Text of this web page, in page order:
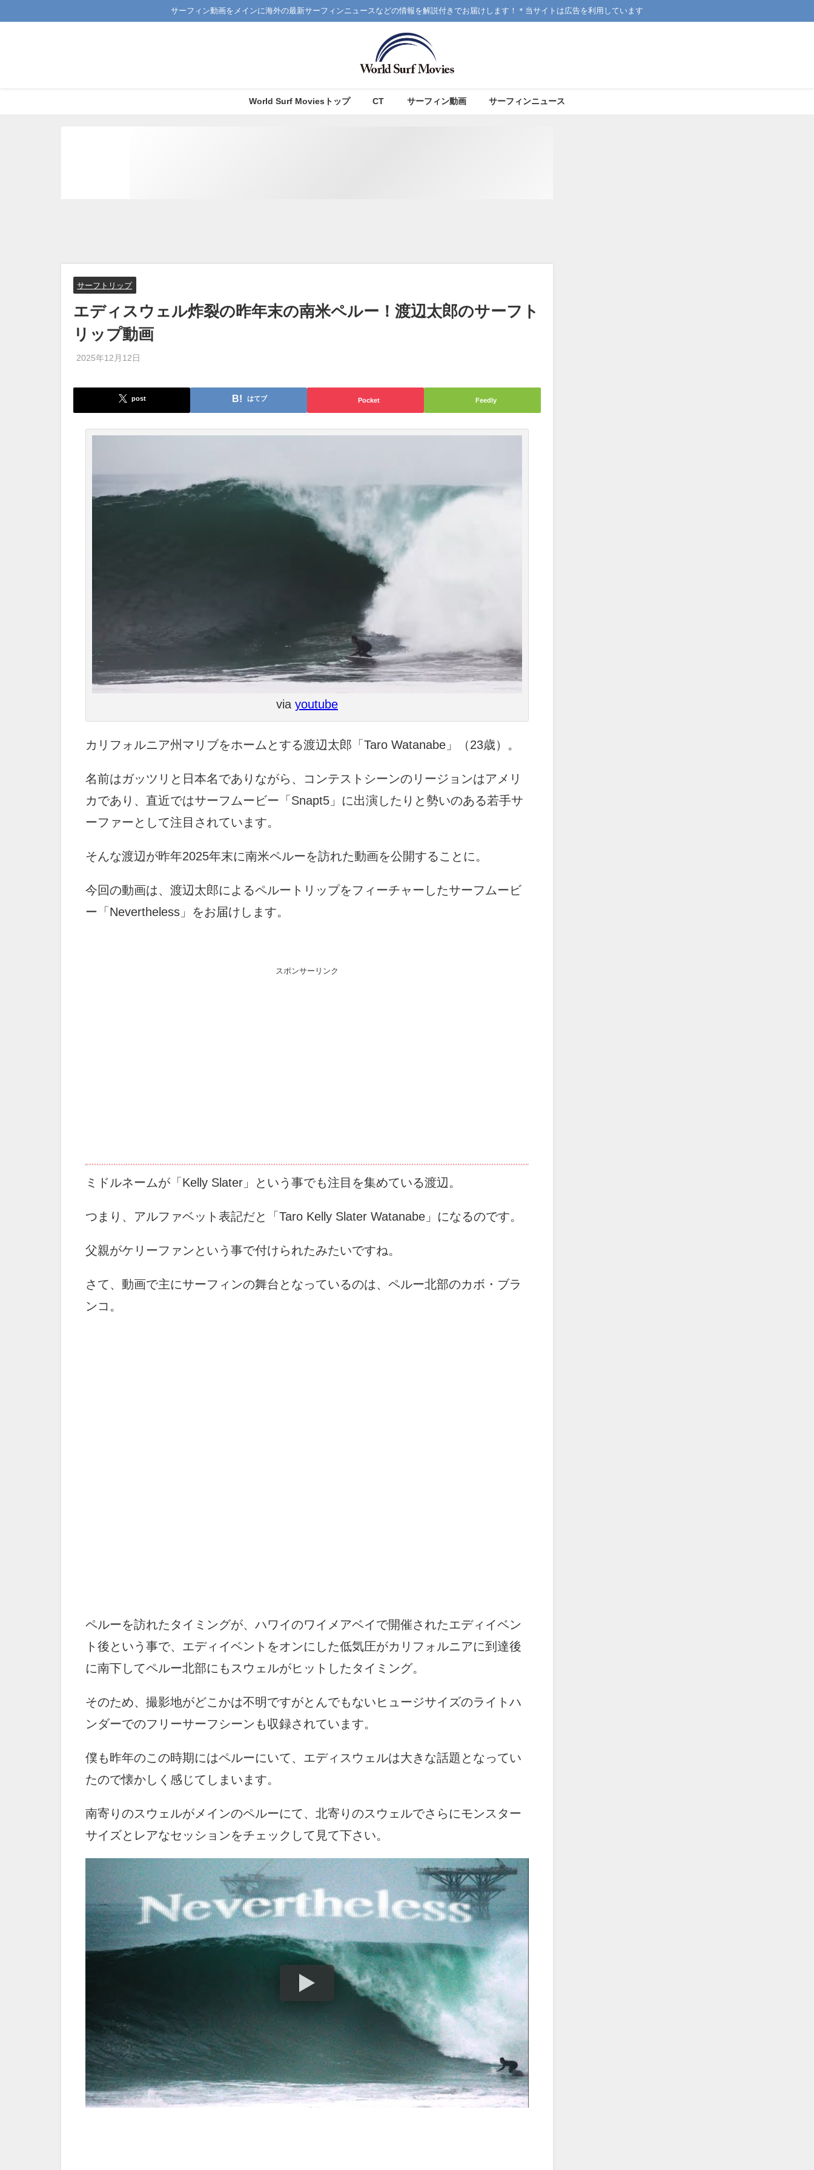
サーフィン動画をメインに海外の最新サーフィンニュースなどの情報を解説付きでお届けします！＊当サイトは広告を利用しています
World Surf Moviesトップ CT サーフィン動画 サーフィンニュース
サーフトリップ
エディスウェル炸裂の昨年末の南米ペルー！渡辺太郎のサーフト
リップ動画
2025年12月12日
post はてブ Pocket Feedly
via youtube
カリフォルニア州マリブをホームとする渡辺太郎「Taro Watanabe」（23歳）。
名前はガッツリと日本名でありながら、コンテストシーンのリージョンはアメリ
カであり、直近ではサーフムービー「Snapt5」に出演したりと勢いのある若手サ
ーファーとして注目されています。
そんな渡辺が昨年2025年末に南米ペルーを訪れた動画を公開することに。
今回の動画は、渡辺太郎によるペルートリップをフィーチャーしたサーフムービ
ー「Nevertheless」をお届けします。
スポンサーリンク
ミドルネームが「Kelly Slater」という事でも注目を集めている渡辺。
つまり、アルファベット表記だと「Taro Kelly Slater Watanabe」になるのです。
父親がケリーファンという事で付けられたみたいですね。
さて、動画で主にサーフィンの舞台となっているのは、ペルー北部のカボ・ブラ
ンコ。
ペルーを訪れたタイミングが、ハワイのワイメアベイで開催されたエディイベン
ト後という事で、エディイベントをオンにした低気圧がカリフォルニアに到達後
に南下してペルー北部にもスウェルがヒットしたタイミング。
そのため、撮影地がどこかは不明ですがとんでもないヒュージサイズのライトハ
ンダーでのフリーサーフシーンも収録されています。
僕も昨年のこの時期にはペルーにいて、エディスウェルは大きな話題となってい
たので懐かしく感じてしまいます。
南寄りのスウェルがメインのペルーにて、北寄りのスウェルでさらにモンスター
サイズとレアなセッションをチェックして見て下さい。